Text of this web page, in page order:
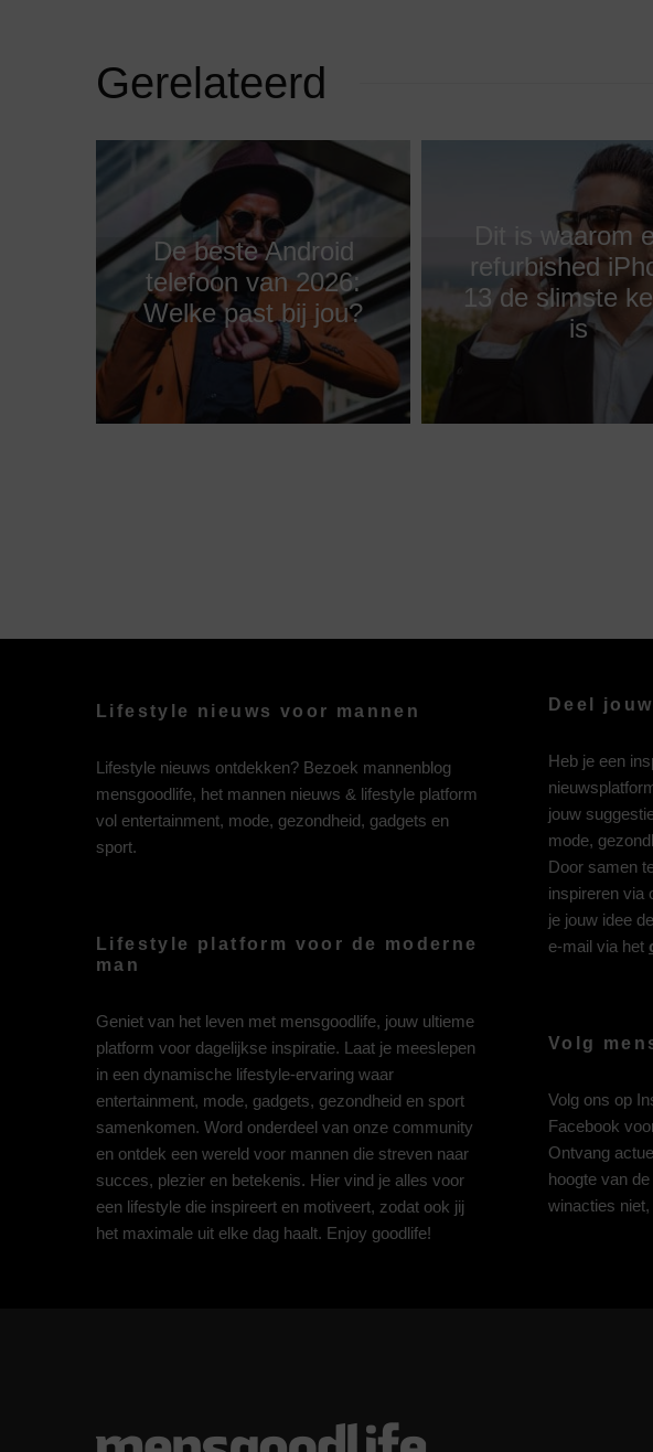
Gerelateerd
De beste Android
telefoon van 2026:
Welke past bij jou?
Dit is waarom
refurbished
13 de slimste
is
Lifestyle nieuws voor mannen
Lifestyle nieuws ontdekken? Bezoek mannenblog
mensgoodlife, het mannen nieuws & lifestyle platform
vol entertainment, mode, gezondheid, gadgets en
sport.
Lifestyle platform voor de moderne
man
Geniet van het leven met mensgoodlife, jouw ultieme
platform voor dagelijkse inspiratie. Laat je meeslepen
in een dynamische lifestyle-ervaring waar
entertainment, mode, gadgets, gezondheid en sport
samenkomen. Word onderdeel van onze community
en ontdek een wereld voor mannen die streven naar
succes, plezier en betekenis. Hier vind je alles voor
een lifestyle die inspireert en motiveert, zodat ook jij
het maximale uit elke dag haalt. Enjoy goodlife!
Deel
Heb je een
jouw
mode,
Door samen
inspireren via
je jouw idee
e-mail via het
Volg
Volg ons op
Facebook
Ontvang
hoogte van
winacties